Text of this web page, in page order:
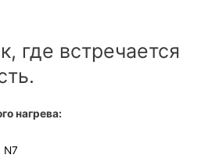
где встречается
нагрева:
N7